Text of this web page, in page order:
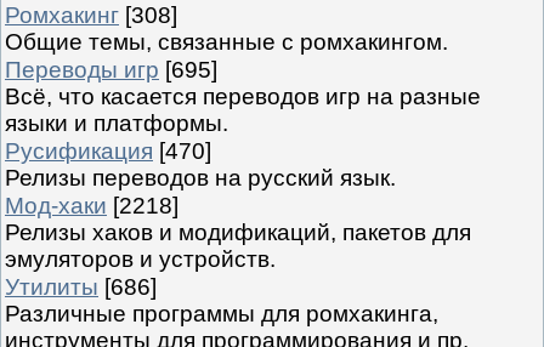
Ромхакинг [308]
Общие темы, связанные с ромхакингом.
Переводы игр [695]
Всё, что касается переводов игр на разные
языки и платформы.
Русификация [470]
Релизы переводов на русский язык.
Мод-хаки [2218]
Релизы хаков и модификаций, пакетов для
эмуляторов и устройств.
Утилиты [686]
Различные программы для ромхакинга,
инструменты для программирования и пр.